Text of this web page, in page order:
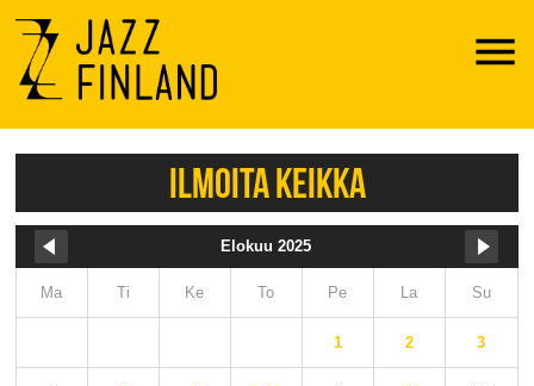
Menu
ILMOITA KEIKKA
Elokuu 2025
Ma Ti Ke To Pe La Su
1 2 3